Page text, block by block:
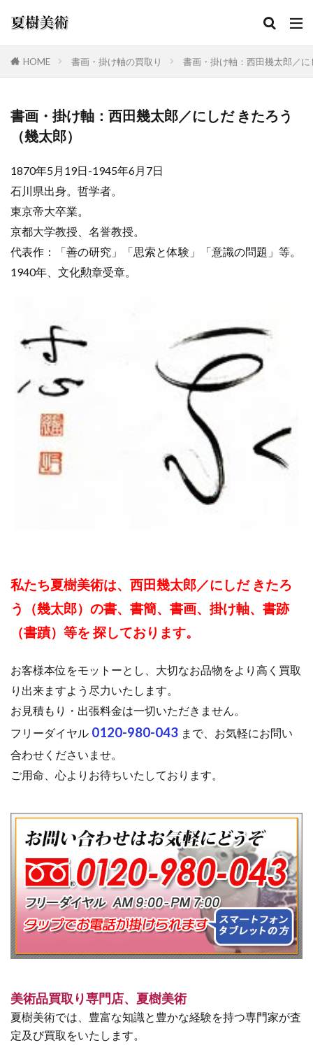
HOME 書画・掛け軸の買取り 書画・掛け軸：西田幾太郎／
書画・掛け軸：西田幾太郎／にしだ きたろう
（幾太郎）
1870年5月19日-1945年6月7日
石川県出身。哲学者。
東京帝大卒業。
京都大学教授、名誉教授。
代表作：「善の研究」「思索と体験」「意識の問題」等。
1940年、文化勲章受章。
私たち夏樹美術は、西田幾太郎／にしだ きたろ
う（幾太郎）の書、書簡、書画、掛け軸、書跡
（書蹟）等を 探しております。
お客様本位をモットーとし、大切なお品物をより高く買取
り出来ますよう尽力いたします。
お見積もり・出張料金は一切いただきません。
フリーダイヤル 0120-980-043 まで、お気軽にお問い
合わせくださいませ。
ご用命、心よりお待ちいたしております。
美術品買取り専門店、夏樹美術
夏樹美術では、豊富な知識と豊かな経験を持つ専門家が査
定及び買取をいたします。
カテゴリー